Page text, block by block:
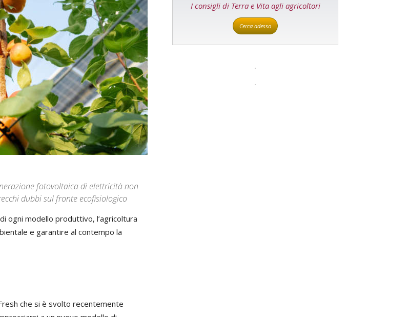
fotovoltaica di elettricità non
dubbi sul fronte ecofisiologico
ogni modello produttivo, l’agricoltura
e garantire al contempo la
che si è svolto recentemente
I consigli di Terra e Vita agli agricoltori
Cerca adesso